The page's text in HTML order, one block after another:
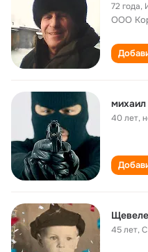
72 года,
OOO
40 лет,
45 лет,